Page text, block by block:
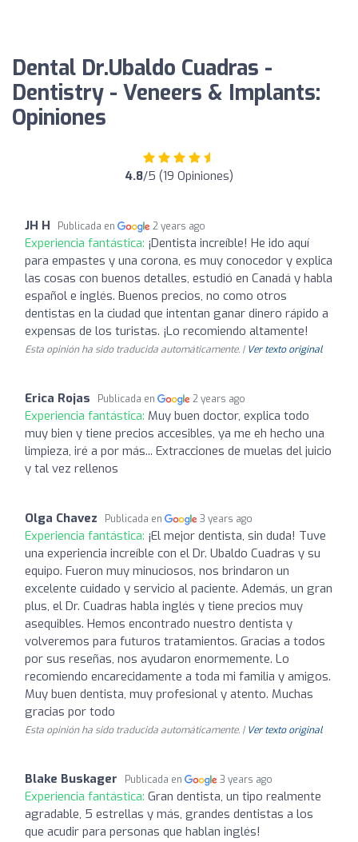
Dental Dr.Ubaldo Cuadras -
Dentistry - Veneers & Implants:
Opiniones
4.8/5 (19 Opiniones)
JH H Publicada en 2 years ago
Experiencia fantástica: ¡Dentista increíble! He ido aquí
para empastes y una corona, es muy conocedor y explica
las cosas con buenos detalles, estudió en Canadá y habla
español e inglés. Buenos precios, no como otros
dentistas en la ciudad que intentan ganar dinero rápido a
expensas de los turistas. ¡Lo recomiendo altamente!
Esta opinión ha sido traducida automáticamente. | Ver texto original
Erica Rojas Publicada en 2 years ago
Experiencia fantástica: Muy buen doctor, explica todo
muy bien y tiene precios accesibles, ya me eh hecho una
limpieza, iré a por más... Extracciones de muelas del juicio
y tal vez rellenos
Olga Chavez Publicada en 3 years ago
Experiencia fantástica: ¡El mejor dentista, sin duda! Tuve
una experiencia increíble con el Dr. Ubaldo Cuadras y su
equipo. Fueron muy minuciosos, nos brindaron un
excelente cuidado y servicio al paciente. Además, un gran
plus, el Dr. Cuadras habla inglés y tiene precios muy
asequibles. Hemos encontrado nuestro dentista y
volveremos para futuros tratamientos. Gracias a todos
por sus reseñas, nos ayudaron enormemente. Lo
recomiendo encarecidamente a toda mi familia y amigos.
Muy buen dentista, muy profesional y atento. Muchas
gracias por todo
Esta opinión ha sido traducida automáticamente. | Ver texto original
Blake Buskager Publicada en 3 years ago
Experiencia fantástica: Gran dentista, un tipo realmente
agradable, 5 estrellas y más, grandes dentistas a los
que acudir para personas que hablan inglés!